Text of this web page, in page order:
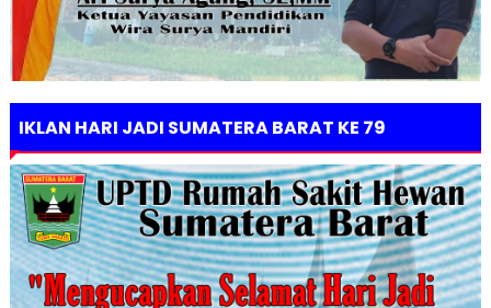
IKLAN HARI JADI SUMATERA BARAT KE 79